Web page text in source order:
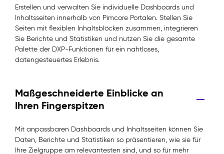
Erstellen und verwalten Sie individuelle Dashboards und
Inhaltsseiten innerhalb von Pimcore Portalen. Stellen Sie
Seiten mit flexiblen Inhaltsblöcken zusammen, integrieren
Sie Berichte und Statistiken und nutzen Sie die gesamte
Palette der DXP-Funktionen für ein nahtloses,
datengesteuertes Erlebnis.
Maßgeschneiderte Einblicke an
Ihren Fingerspitzen
Mit anpassbaren Dashboards und Inhaltsseiten können Sie
Daten, Berichte und Statistiken so präsentieren, wie sie für
Ihre Zielgruppe am relevantesten sind, und so für mehr